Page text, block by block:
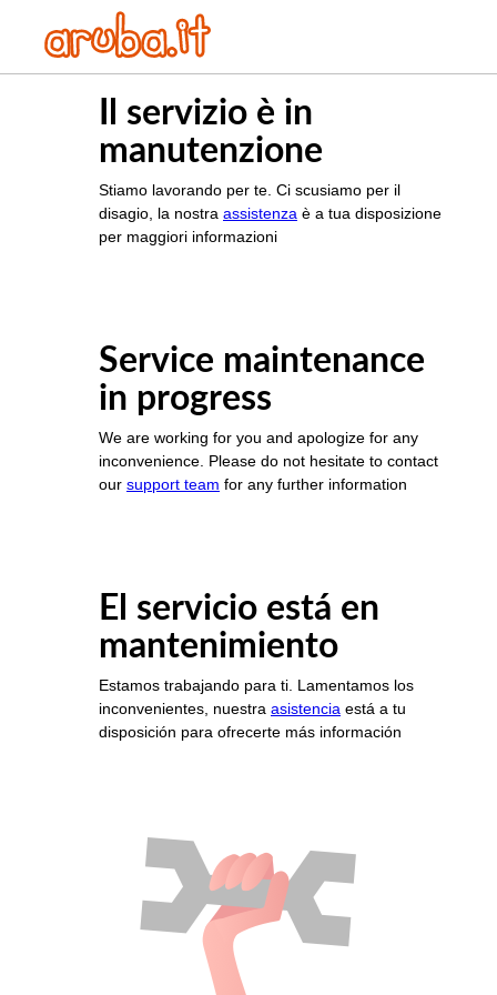
Il servizio è in
manutenzione
Stiamo lavorando per te. Ci scusiamo per il
disagio, la nostra assistenza è a tua disposizione
per maggiori informazioni
Service maintenance
in progress
We are working for you and apologize for any
inconvenience. Please do not hesitate to contact
our support team for any further information
El servicio está en
mantenimiento
Estamos trabajando para ti. Lamentamos los
inconvenientes, nuestra asistencia está a tu
disposición para ofrecerte más información